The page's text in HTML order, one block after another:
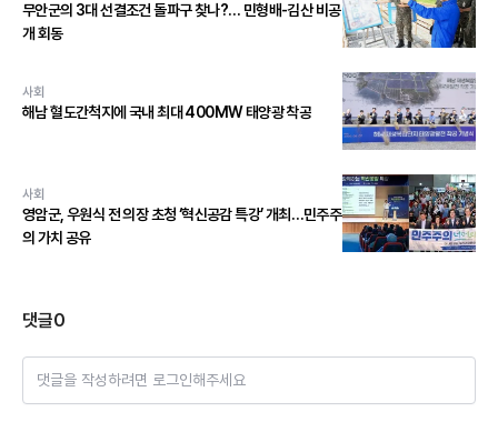
무안군의 3대 선결조건 돌파구 찾나?… 민형배-김산 비공
개 회동
사회
해남 혈도간척지에 국내 최대 400MW 태양광 착공
사회
영암군, 우원식 전 의장 초청 ‘혁신공감 특강’ 개최…민주주
의 가치 공유
댓글0
댓글을 작성하려면 로그인해주세요